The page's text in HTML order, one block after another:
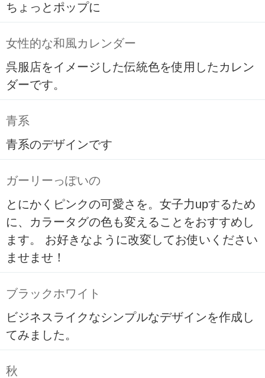
ちょっとポップに
女性的な和風カレンダー
呉服店をイメージした伝統色を使用したカレン
ダーです。
青系
青系のデザインです
ガーリーっぽいの
とにかくピンクの可愛さを。女子力upするため
に、カラータグの色も変えることをおすすめし
ます。 お好きなように改変してお使いください
ませませ！
ブラックホワイト
ビジネスライクなシンプルなデザインを作成し
てみました。
秋